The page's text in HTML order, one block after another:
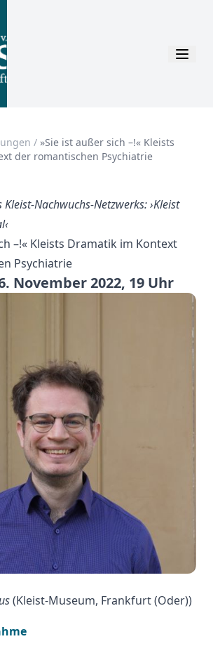
/ »Sie ist außer sich –!« Kleists
der romantischen Psychiatrie
Nachwuchs-Netzwerks: ›Kleist
–!« Kleists Dramatik im Kontext
Psychiatrie
November 2022, 19 Uhr
(Kleist-Museum, Frankfurt (Oder))